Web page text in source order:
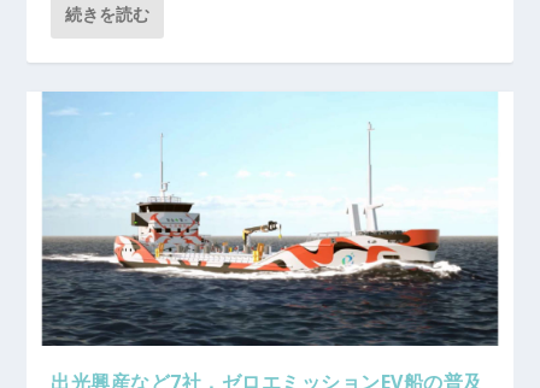
続きを読む
出光興産など7社，ゼロエミッションEV船の普及